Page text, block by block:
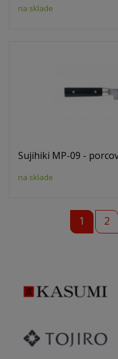
na sklade
Sujihiki MP-09 -
na sklade
1 2